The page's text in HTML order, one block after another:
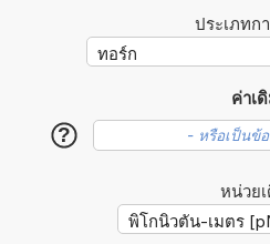
ประเภทก
ค่าเ
?
หน่วย